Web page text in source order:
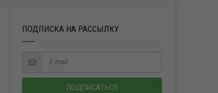
ПОДПИСКА НА РАССЫЛКУ